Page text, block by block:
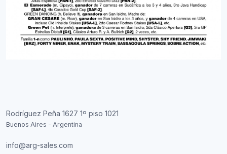
Rodríguez Peña 1627 1º piso 1021
Buenos Aires - Argentina
info@arg-sales.com